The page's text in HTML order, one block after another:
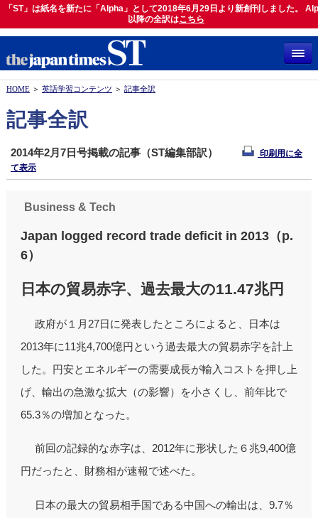
「ST」は紙名を新たに「Alpha」として2018年6月29日より新創刊しました。
以降の全訳はこちら
「ST」は紙名を新たに「Alpha」として2018年6月29日より新創刊しました。
以降の全訳はこちら
HOME＞ 英語学習コンテンツ ＞ 記事全訳
記事全訳
2014年2月7日号掲載の記事（ST編集部訳）
印刷用に全
て表示
Business & Tech
Japan logged record trade deficit in 2013（p.
6）
日本の貿易赤字、過去最大の11.47兆円
政府が１月27日に発表したところによると、日本は
2013年に11兆4,700億円という過去最大の貿易赤字を計上
した。円安とエネルギーの需要成長が輸入コストを押し上
げ、輸出の急激な拡大（の影響）を小さくし、前年比で
65.3％の増加となった。
前回の記録的な赤字は、2012年に形状した６兆9,400億
円だったと、財務相が速報で述べた。
日本の最大の貿易相手国である中国への輸出は、9.7％